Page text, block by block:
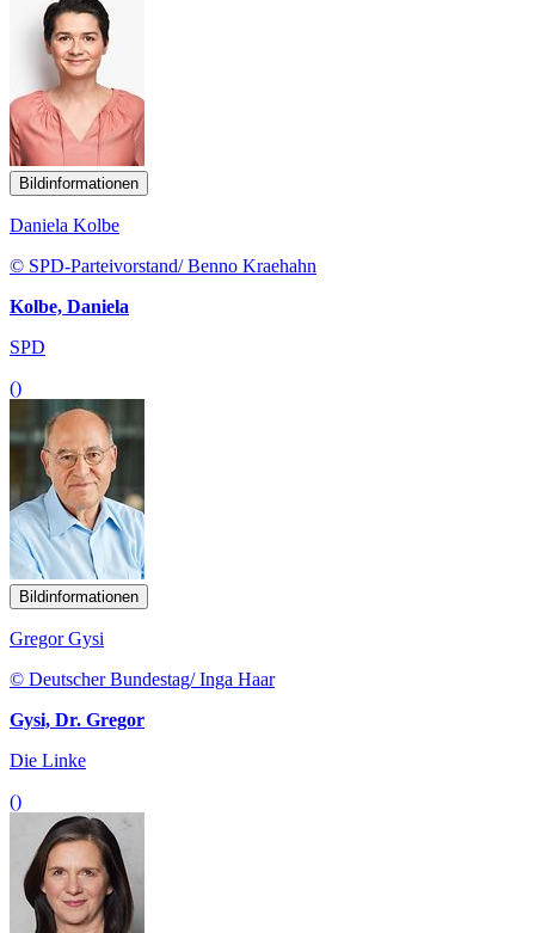
Bildinformationen
Daniela Kolbe
© SPD-Parteivorstand/ Benno Kraehahn
Kolbe, Daniela
SPD
()
Bildinformationen
Gregor Gysi
© Deutscher Bundestag/ Inga Haar
Gysi, Dr. Gregor
Die Linke
()